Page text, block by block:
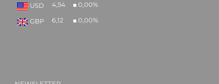
USD 4,54 0,00%
GBP 6,12 0,00%